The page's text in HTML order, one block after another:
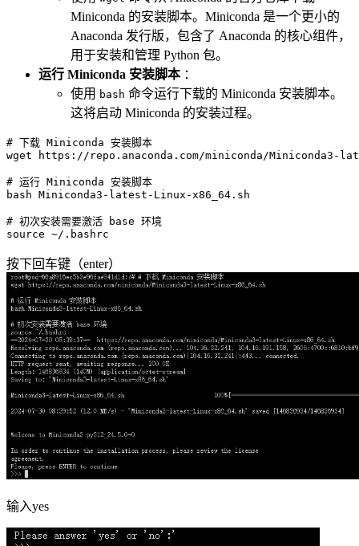
Miniconda 的安装脚本。Miniconda 是一个更小的
Anaconda 发行版，包含了 Anaconda 的核心组件，
用于安装和管理 Python 包。
运行 Miniconda 安装脚本：
使用 bash 命令运行下载的 Miniconda 安装脚本。
这将启动 Miniconda 的安装过程。
# 下载 Miniconda 安装脚本
wget https://repo.anaconda.com/miniconda/Miniconda3-
# 运行 Miniconda 安装脚本
bash Miniconda3-latest-Linux-x86_64.sh
# 初次安装需要激活 base 环境
source
按下回车键（enter）
输入yes